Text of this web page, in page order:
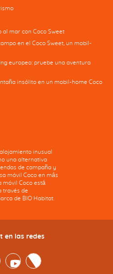
mar con Coco Sweet
en el Coco Sweet, un mobil-
europeo: pruebe una aventura
insólito en un mobil-home Coco
alojamiento inusual
una alternativa
de campaña y
móvil Coco en más
móvil Coco está
través de
de BIO Habitat.
en las redes
YoutubeTwitter